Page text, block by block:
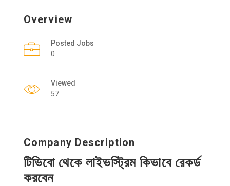
Overview
Posted Jobs
0
Viewed
57
Company Description
টিভিবো থেকে লাইভস্ট্রিম কিভাবে রেকর্ড
করবেন